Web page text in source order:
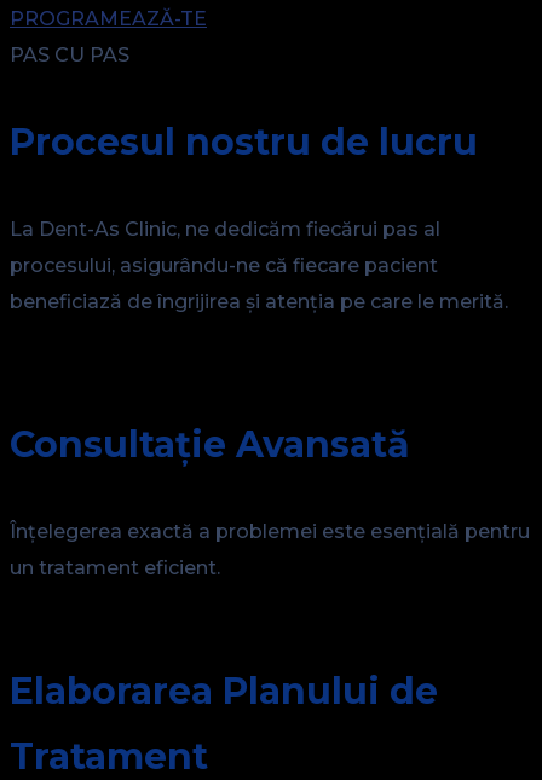
PROGRAMEAZĂ-TE
PAS CU PAS
Procesul nostru de lucru
La Dent-As Clinic, ne dedicăm fiecărui pas al
procesului, asigurându-ne că fiecare pacient
beneficiază de îngrijirea și atenția pe care le merită.
Consultație Avansată
Înțelegerea exactă a problemei este esențială pentru
un tratament eficient.
Elaborarea Planului de
Tratament